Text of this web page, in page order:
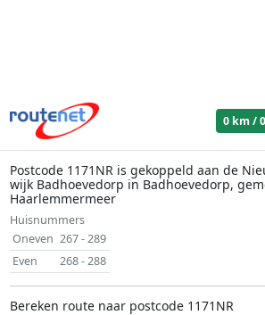
0 km /
Postcode 1171NR is gekoppeld aan de
wijk Badhoevedorp in Badhoevedorp,
Haarlemmermeer
Huisnummers
Oneven 267 - 289
Even
268 - 288
Bereken route naar postcode 1171NR